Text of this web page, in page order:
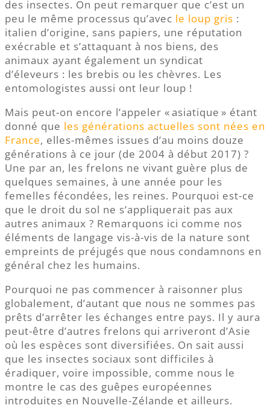
des insectes. On peut remarquer que c’est un
peu le même processus qu’avec le loup gris :
italien d’origine, sans papiers, une réputation
exécrable et s’attaquant à nos biens, des
animaux ayant également un syndicat
d’éleveurs : les brebis ou les chèvres. Les
entomologistes aussi ont leur loup !
Mais peut-on encore l’appeler « asiatique » étant
donné que les générations actuelles sont nées en
France, elles-mêmes issues d’au moins douze
générations à ce jour (de 2004 à début 2017) ?
Une par an, les frelons ne vivant guère plus de
quelques semaines, à une année pour les
femelles fécondées, les reines. Pourquoi est-ce
que le droit du sol ne s’appliquerait pas aux
autres animaux ? Remarquons ici comme nos
éléments de langage vis-à-vis de la nature sont
empreints de préjugés que nous condamnons en
général chez les humains.
Pourquoi ne pas commencer à raisonner plus
globalement, d’autant que nous ne sommes pas
prêts d’arrêter les échanges entre pays. Il y aura
peut-être d’autres frelons qui arriveront d’Asie
où les espèces sont diversifiées. On sait aussi
que les insectes sociaux sont difficiles à
éradiquer, voire impossible, comme nous le
montre le cas des guêpes européennes
introduites en Nouvelle-Zélande et ailleurs.